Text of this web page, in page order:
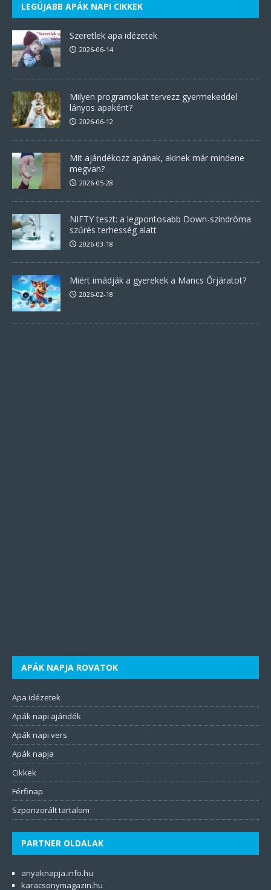
LEGÚJABB APÁK NAPI CIKKEK
Szeretlek apa idézetek
2026-06-14
Milyen programokat tervezz gyermekeddel
lányos apaként?
2026-06-12
Mit ajándékozz apának, akinek már mindene
megvan?
2026-05-28
NIFTY teszt: a legpontosabb Down-szindróma
szűrés terhesség alatt
2026-03-18
Miért imádják a gyerekek a Mancs Őrjáratot?
2026-02-18
APÁK NAPJA ROVATOK
Apa idézetek
Apák napi ajándék
Apák napi vers
Apák napja
Cikkek
Férfinap
Szponzorált tartalom
PARTNER OLDALAK
anyaknapja.info.hu
karacsonymagazin.hu